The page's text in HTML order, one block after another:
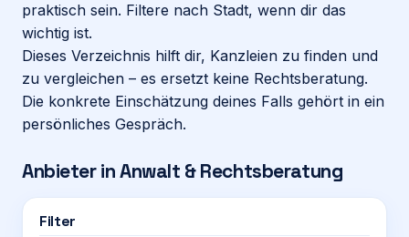
praktisch sein. Filtere nach Stadt, wenn dir das
wichtig ist.
Dieses Verzeichnis hilft dir, Kanzleien zu finden und
zu vergleichen – es ersetzt keine Rechtsberatung.
Die konkrete Einschätzung deines Falls gehört in ein
persönliches Gespräch.
Anbieter inAnwalt & Rechtsberatung
Filter